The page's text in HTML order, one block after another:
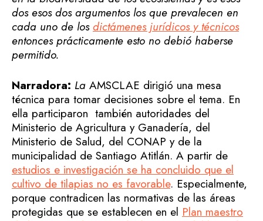
dos esos dos argumentos los que prevalecen en
cada uno de losdictámenes jurídicos y técnicos
entonces prácticamente esto no debió haberse
permitido.
Narradora: La AMSCLAE dirigió una mesa
técnica para tomar decisiones sobre el tema. En
ella participaron también autoridades del
Ministerio de Agricultura y Ganadería, del
Ministerio de Salud, del CONAP y de la
municipalidad de Santiago Atitlán. A partir de
estudios e investigación se ha concluido que el
cultivo de tilapias no es favorable. Especialmente,
porque contradicen las normativas de las áreas
protegidas que se establecen en el Plan maestro